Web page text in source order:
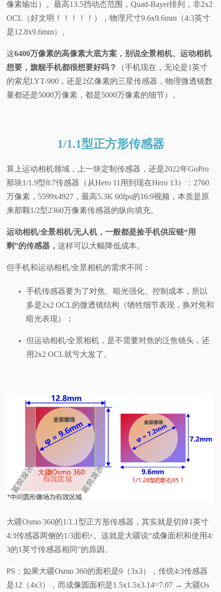
像素输出）。最高13.5挡动态范围，Quad-Bayer排列，非2x2
OCL（好文明！！！！！），物理尺寸9.6x9.6mm（4:3英寸
是12.8x9.6mm）。
这6400万像素的高像素大底方案，别说全景相机、运动相机
想要，旗舰手机都很想要好吗？
（手机现在，无论是1英寸
的索尼LYT-900，还是2亿像素的三星传感器，物理微透镜数
量都还是5000万像素，都是5000万像素的细节）。
1/1.1型正方形传感器
算上运动相机领域，上一块定制传感器，还是2022年GoPro
那块1/1.9型8:7传感器（从Hero 11用到现在Hero 13）：2760
万像素，5599x4927，最高5.3K 60fps的16:9视频，本质是原
来那颗1/2型2360万像素传感器的纵向填充。
运动相机/全景相机/无人机，一般都是捡手机供应链“用
剩”的传感器，这样可以大幅降低成本。
但手机和运动相机/全景相机的需求不同：
手机传感器要为了对焦、暗光强化、控制成本，所以
多是2x2 OCL的微透镜结构（牺牲细节表现，换对焦和
暗光表现）；
但运动相机/全景相机，是不需要对焦的泛焦镜头，还
用2x2 OCL就亏大发了。
大疆Osmo 360的1/1.1型正方形传感器，其实就是切掉1英寸
4:3传感器两侧的1/3面积↑。这就是大疆说“成像面积和使用4:
3的1英寸传感器相同”的原因。
PS：如果大疆Osmo 360的面积是9（3x3），传统4:3传感器
是12（4x3），而成像圆面积是1.5x1.5x3.14=7.07 → 大疆Os